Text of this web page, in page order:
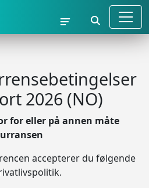
2026 (NO)
for eller på annen måte
accepterer du følgende